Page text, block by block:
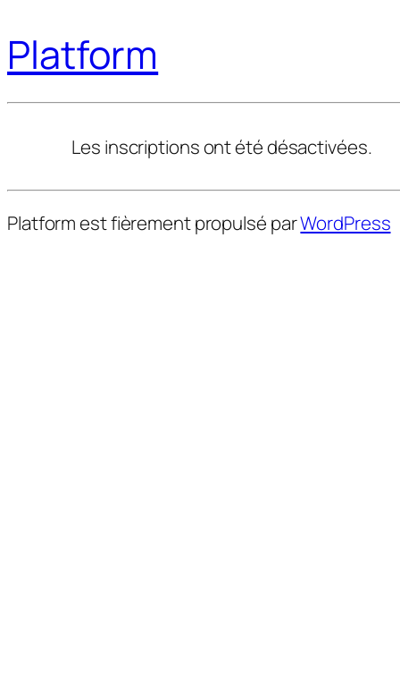
Platform
Les inscriptions ont été désactivées.
Platform est fièrement propulsé parWordPress